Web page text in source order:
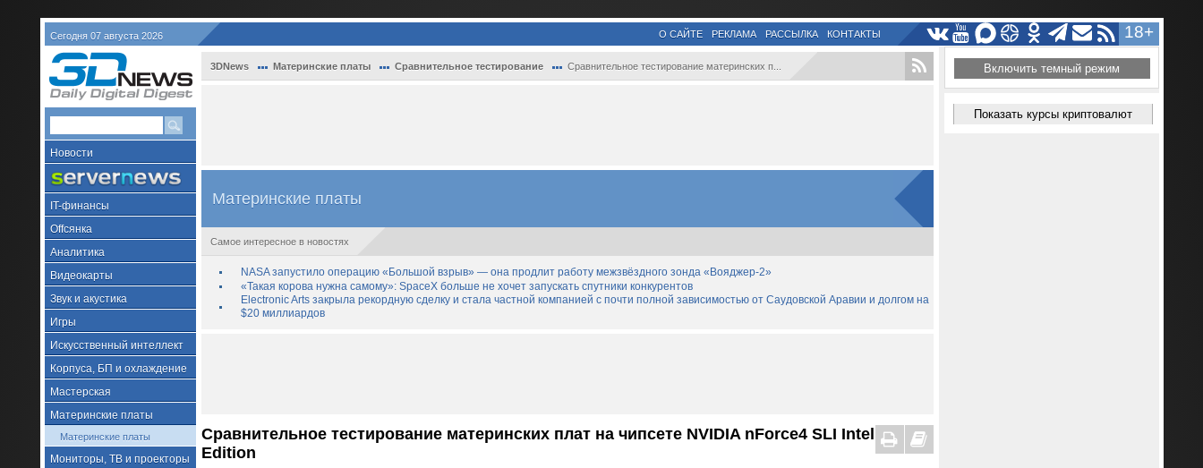
Сегодня 07 августа 2026 18+
О САЙТЕ РЕКЛАМА РАССЫЛКА КОНТАКТЫ
Новости
IT-финансы
Offсянка
Аналитика
Видеокарты
Звук и акустика
Игры
Искусственный интеллект
Корпуса, БП и охлаждение
Мастерская
Материнские платы
Материнские платы
Мониторы, ТВ и проекторы
3DNews Материнские платы Сравнительное тестирование Сравнительное тестирование материнских п...
Материнские платы
Самое интересное в новостях
NASA запустило операцию «Большой взрыв» — она продлит работу межзвёздного зонда «Вояджер-2»
«Такая корова нужна самому»: SpaceX больше не хочет запускать спутники конкурентов
Electronic Arts закрыла рекордную сделку и стала частной компанией с почти полной зависимостью от Саудовской Аравии и долгом на
$20 миллиардов
Сравнительное тестирование материнских плат на чипсете NVIDIA nForce4 SLI Intel
Edition
Включить темный режим
Показать курсы криптовалют